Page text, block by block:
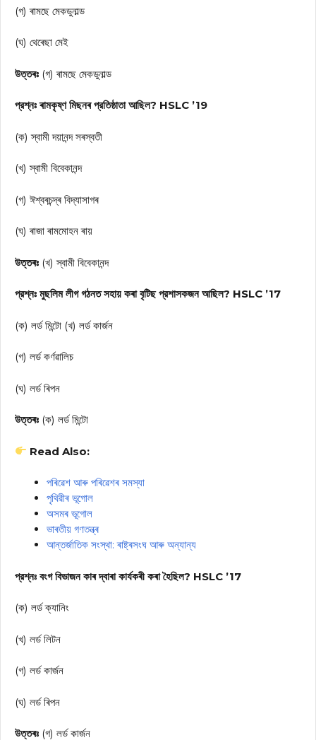
(গ) ৰামছে মেকডুনাল্ড
(ঘ) থেৰেছা মেই
উত্তৰঃ (গ) ৰামছে মেকডুনাল্ড
প্রশ্নঃ ৰামকৃষ্ণ মিছনৰ প্রতিষ্ঠাতা আছিল? HSLC ’19
(ক) স্বামী দয়ানন্দ সৰস্বতী
(খ) স্বামী বিবেকানন্দ
(গ) ঈশ্বৰচন্দ্ৰ বিদ্যাসাগৰ
(ঘ) ৰাজা ৰামমোহন ৰায়
উত্তৰঃ (খ) স্বামী বিবেকানন্দ
প্রশ্নঃ মুছলিম লীগ গঠনত সহায় কৰা বৃটিছ প্রশাসকজন আছিল? HSLC ’17
(ক) লর্ড মিন্টো (খ) লর্ড কার্জন
(গ) লর্ড কর্ণৱালিচ
(ঘ) লর্ড ৰিপন
উত্তৰঃ (ক) লর্ড মিন্টো
Read Also:
পৰিৱেশ আৰু পৰিৱেশৰ সমস্যা
পৃথিৱীৰ ভূগোল
অসমৰ ভূগোল
ভাৰতীয় গণতন্ত্ৰ
আন্তৰ্জাতিক সংস্থা: ৰাষ্ট্ৰসংঘ আৰু অন্যান্য
প্রশ্নঃ বংগ বিভাজন কাৰ দ্বাৰা কাৰ্যকৰী কৰা হৈছিল? HSLC ’17
(ক) লর্ড ক্যানিং
(খ) লর্ড লিটন
(গ) লর্ড কার্জন
(ঘ) লর্ড ৰিপন
উত্তৰঃ (গ) লর্ড কার্জন